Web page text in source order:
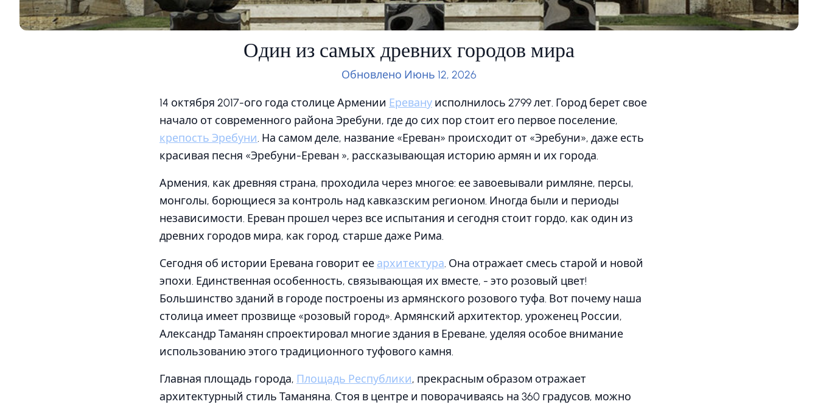
Один из самых древних городов мира
Обновлено Июнь 12, 2026
14 октября 2017-ого года столице Армении Еревану исполнилось 2799 лет. Город берет свое
начало от современного района Эребуни, где до сих пор стоит его первое поселение,
крепость Эребуни. На самом деле, название «Ереван» происходит от «Эребуни», даже есть
красивая песня «Эребуни-Ереван », рассказывающая историю армян и их города.
Армения, как древняя страна, проходила через многое: ее завоевывали римляне, персы,
монголы, борющиеся за контроль над кавказским регионом. Иногда были и периоды
независимости. Ереван прошел через все испытания и сегодня стоит гордо, как один из
древних городов мира, как город, старше даже Рима.
Сегодня об истории Еревана говорит ее архитектура. Она отражает смесь старой и новой
эпохи. Единственная особенность, связывающая их вместе, - это розовый цвет!
Большинство зданий в городе построены из армянского розового туфа. Вот почему наша
столица имеет прозвище «розовый город». Армянский архитектор, уроженец России,
Александр Таманян спроектировал многие здания в Ереване, уделяя особое внимание
использованию этого традиционного туфового камня.
Главная площадь города, Площадь Республики, прекрасным образом отражает
архитектурный стиль Таманяна. Стоя в центре и поворачиваясь на 360 градусов, можно